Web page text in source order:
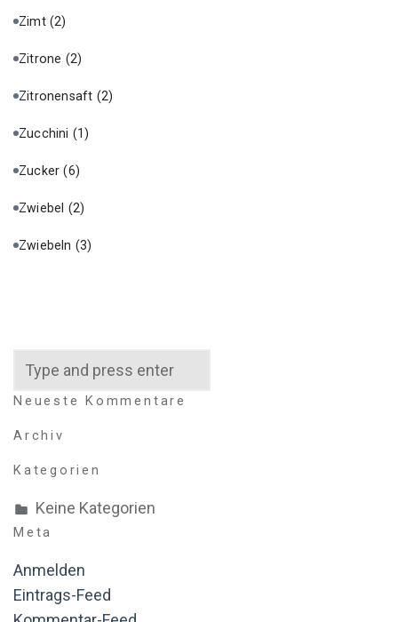
Zimt (2)
Zitrone (2)
Zitronensaft (2)
Zucchini (1)
Zucker(6)
Zwiebel (2)
Zwiebeln (3)
Search
Neueste Kommentare
Archiv
Kategorien
Keine Kategorien
Meta
Anmelden
Eintrags-Feed